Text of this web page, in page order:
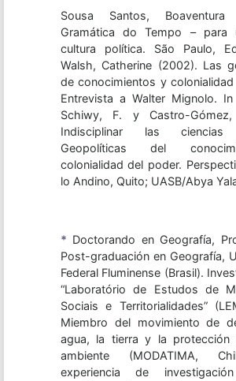
Sousa Santos,
Gramática do Tempo – para
cultura política. São Paulo,
Walsh, Catherine (2002). Las
de conocimientos y
Entrevista a Walter Mignolo.
Schiwy, F. y Castro-
Indisciplinar las ciencias
Geopolíticas del
colonialidad del poder.
lo Andino, Quito; UASB/Abya
* Doctorando en Geografía,
Post-graduación en Geografía,
Federal Fluminense (Brasil).
“Laboratório de Estudos de
Sociais e Territorialidades”
Miembro del movimiento de
agua, la tierra y la protección
ambiente (MODATIMA,
experiencia de